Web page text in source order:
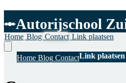
Autorijschool
Home Blog Contact Link plaatsen
HomeBlogContactLink plaatsen